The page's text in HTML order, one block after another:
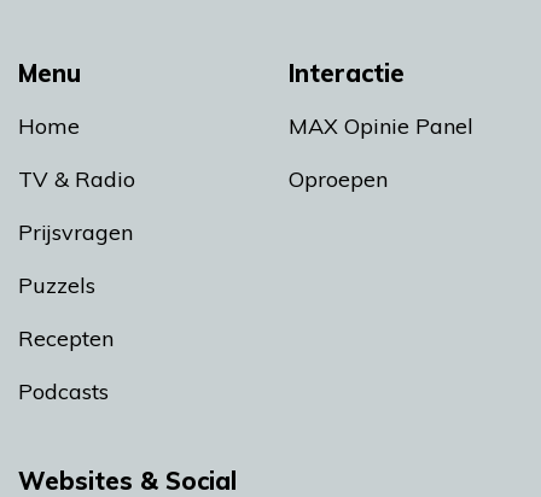
Menu
Home
TV & Radio
Prijsvragen
Puzzels
Recepten
Podcasts
Interactie
MAX Opinie Panel
Oproepen
Websites & Social